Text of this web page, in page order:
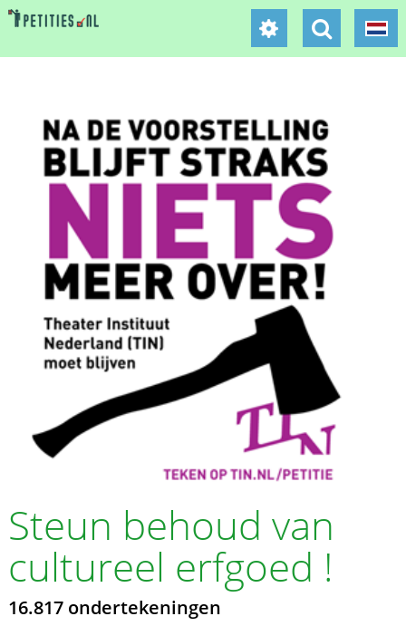
Steun behoud van
cultureel erfgoed !
16.817 ondertekeningen